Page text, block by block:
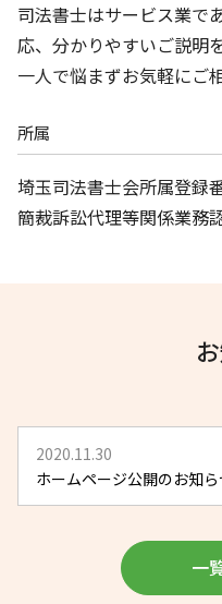
司法書士はサービス業で
応、分かりやすいご説明
一人で悩まずお気軽にご
所属
埼玉司法書士会所属登録
簡裁訴訟代理等関係業務
2020.11.30
ホームページ公開のお知ら
一